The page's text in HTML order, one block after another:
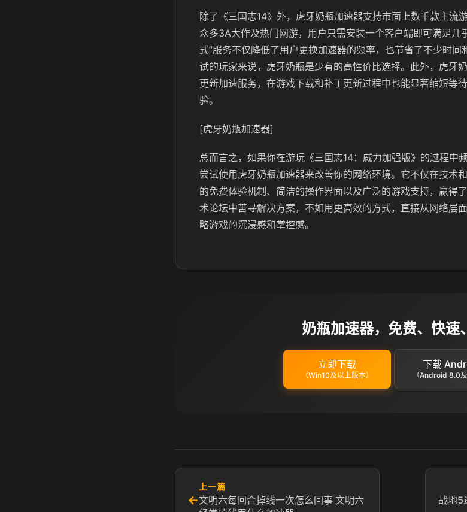
除了《三国志14》外，虎牙奶瓶加速器支持市面上数千款主流
众多3A大作及热门网游，用户只需安装一个客户端即可满足几
式”服务不仅降低了用户更换加速器的频率，也节省了不少时
试的玩家来说，虎牙奶瓶是少有的高性价比选择。此外，虎牙
更新加速服务，在游戏下载和补丁更新过程中也能显著缩短等
验。
[虎牙奶瓶加速器]
总而言之，如果你在游玩《三国志14：威力加强版》的过程中
尝试使用虎牙奶瓶加速器来改善你的网络环境。它不仅在技术
的免费体验机制、简洁的操作界面以及广泛的游戏支持，赢得
术论坛中苦寻解决方案，不如用更高效的方式，直接从网络层
略游戏的沉浸感和掌控感。
奶瓶加速器，免费、快速
立即下载
（Win10及以上版本）
下载
（Android 8.0及
←
上一篇
文明六每回合掉线一次怎么回事 文明六
战地5